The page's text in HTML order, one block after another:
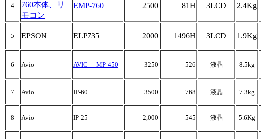
4
760本体、リ
モコン
EMP-760 2500 81H 3LCD 2.4Kg
5 EPSON ELP735 2000 1496H 3LCD 1.9Kg
6 Avio AVIO MP-450 3250 526 液晶 8.5kg
7 Avio IP-60 3500 768 液晶 7.3kg
8 Avio IP-25 2,000 545 液晶 5.6Kg